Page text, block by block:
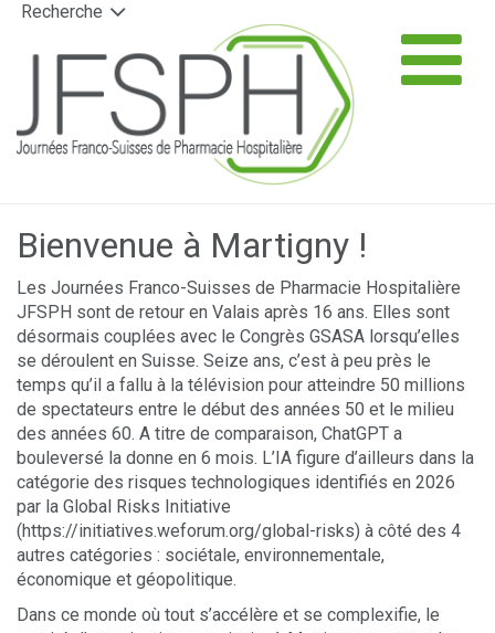
Recherche
▼
Bienvenue à Martigny !
Les Journées Franco-Suisses de Pharmacie Hospitalière
JFSPH sont de retour en Valais après 16 ans. Elles sont
désormais couplées avec le Congrès GSASA lorsqu’elles
se déroulent en Suisse. Seize ans, c’est à peu près le
temps qu’il a fallu à la télévision pour atteindre 50 millions
de spectateurs entre le début des années 50 et le milieu
des années 60. A titre de comparaison, ChatGPT a
bouleversé la donne en 6 mois. L’IA figure d’ailleurs dans la
catégorie des risques technologiques identifiés en 2026
par la Global Risks Initiative
(https://initiatives.weforum.org/global-risks) à côté des 4
autres catégories : sociétale, environnementale,
économique et géopolitique.
Dans ce monde où tout s’accélère et se complexifie, le
Panneau de gestion des cookies